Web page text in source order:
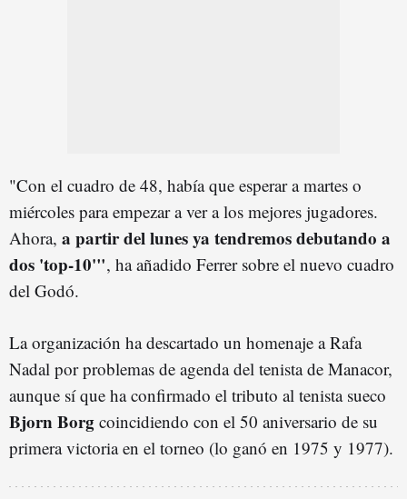
"Con el cuadro de 48, había que esperar a martes o
miércoles para empezar a ver a los mejores jugadores.
Ahora, a partir del lunes ya tendremos debutando a
dos 'top-10'", ha añadido Ferrer sobre el nuevo cuadro
del Godó.
La organización ha descartado un homenaje a Rafa
Nadal por problemas de agenda del tenista de Manacor,
aunque sí que ha confirmado el tributo al tenista sueco
Bjorn Borg coincidiendo con el 50 aniversario de su
primera victoria en el torneo (lo ganó en 1975 y 1977).